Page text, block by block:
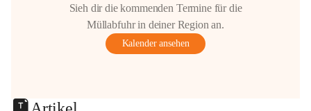
Sieh dir die kommenden Termine für die
Müllabfuhr in deiner Region an.
Kalender ansehen